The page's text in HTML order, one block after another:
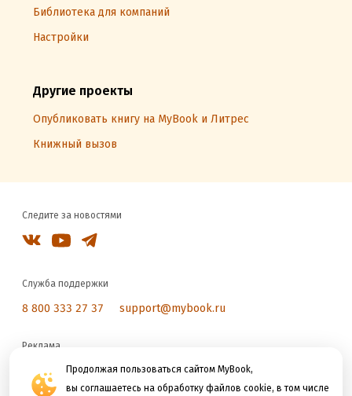
Продолжая пользоваться сайтом MyBook,
вы соглашаетесь на обработку файлов cookie, в том числе
Библиотека для компаний
Настройки
Другие проекты
Опубликовать книгу на MyBook и Литрес
Книжный вызов
Следите за новостями
Служба поддержки
8 800 333 27 37 support@mybook.ru
Реклама
reklama@litres.ru